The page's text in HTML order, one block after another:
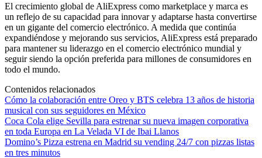
El crecimiento global de AliExpress como marketplace y marca es
un reflejo de su capacidad para innovar y adaptarse hasta convertirse
en un gigante del comercio electrónico. A medida que continúa
expandiéndose y mejorando sus servicios, AliExpress está preparado
para mantener su liderazgo en el comercio electrónico mundial y
seguir siendo la opción preferida para millones de consumidores en
todo el mundo.
Contenidos relacionados
Cómo la colaboración entre Oreo y BTS celebra 13 años de historia
musical con sus seguidores en México
Coca Cola elige Sevilla para estrenar su nueva imagen corporativa
en toda Europa en La Velada VI de Ibai Llanos
Domino’s Pizza estrena en Madrid su vending 24/7 con pizzas listas
en tres minutos